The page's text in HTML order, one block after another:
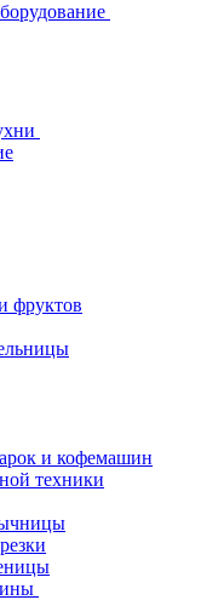
фруктов
и кофемашин
техники